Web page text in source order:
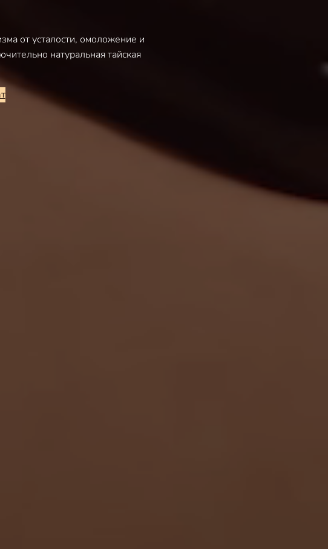
от усталости, омоложение и
натуральная тайская